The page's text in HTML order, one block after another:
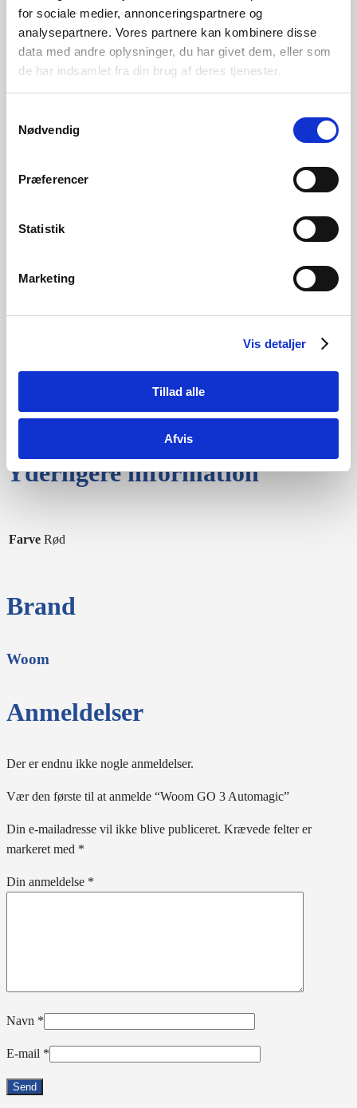
for sociale medier, annonceringspartnere og
analysepartnere. Vores partnere kan kombinere disse
data med andre oplysninger, du har givet dem, eller som
de har indsamlet fra din brug af deres tjenester.
Nødvendig
Præferencer
Statistik
Marketing
Vis detaljer
Tillad alle
Afvis
Kranksæt
Forbremse V-bremser
Bagbremse V-bremser
Let, bredt og ergonomisk
Lette nav i aluminium
16 × 1,4″ Schwalbe
Little Joe
Yderligere information
Farve Rød
Brand
Woom
Anmeldelser
Der er endnu ikke nogle anmeldelser.
Vær den første til at anmelde “Woom GO 3 Automagic”
Din e-mailadresse vil ikke blive publiceret. Krævede felter er
markeret med *
Din anmeldelse *
Navn *
E-mail *